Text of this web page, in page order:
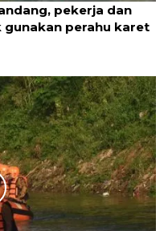
pekerja dan
gunakan perahu karet